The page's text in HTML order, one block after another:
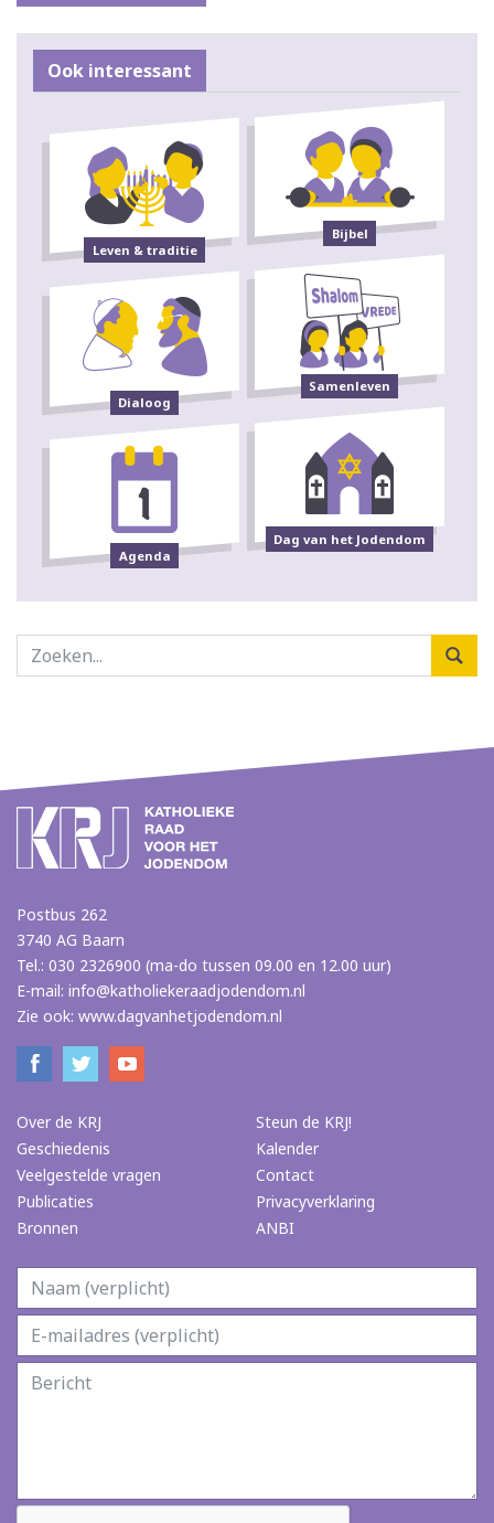
Ook interessant
Leven & traditie
Bijbel
Dialoog
Samenleven
Agenda
Dag van het Jodendom
Postbus 262
3740 AG Baarn
Tel.: 030 2326900 (ma-do tussen 09.00 en 12.00 uur)
E-mail: info@katholiekeraadjodendom.nl
Zie ook: www.dagvanhetjodendom.nl
Over de KRJ
Geschiedenis
Veelgestelde vragen
Publicaties
Bronnen
Steun de KRJ!
Kalender
Contact
Privacyverklaring
ANBI